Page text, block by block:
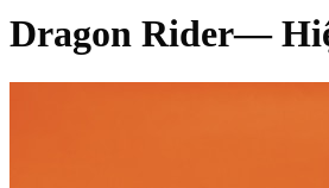
Dragon Rider—